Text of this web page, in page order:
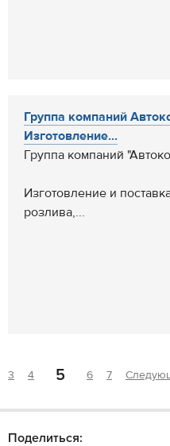
Группа компаний
Изготовление...
Группа компаний
Изготовление и
розлива,...
3 4 5 6 7
Поделиться: